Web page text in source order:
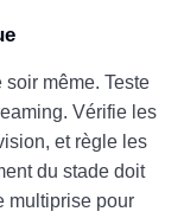
même. Teste
Vérifie les
et règle les
du stade doit
multiprise pour